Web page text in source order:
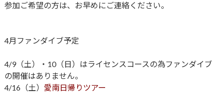
参加ご希望の方は、お早めにご連絡ください。
4月ファンダイブ予定
4/9（土）・10（日）はライセンスコースの為ファンダイブ
の開催はありません。
4/16（土） 愛南日帰りツアー